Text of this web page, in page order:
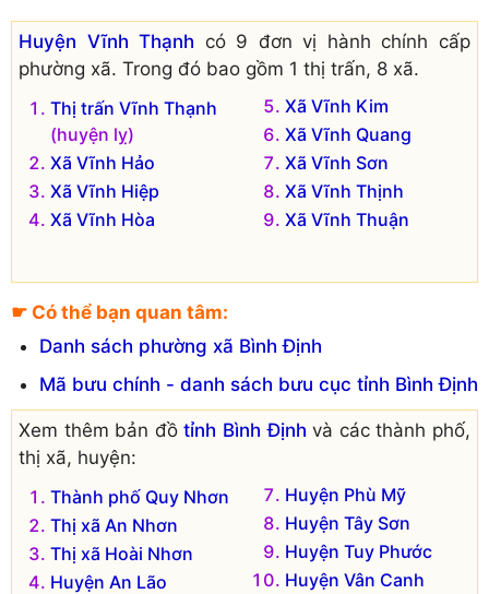
Huyện Vĩnh Thạnh có 9 đơn vị hành chính cấp
phường xã. Trong đó bao gồm 1 thị trấn, 8 xã.
Thị trấn Vĩnh Thạnh
(huyện lỵ)
Xã Vĩnh Hảo
Xã Vĩnh Hiệp
Xã Vĩnh Hòa
Xã Vĩnh Kim
Xã Vĩnh Quang
Xã Vĩnh Sơn
Xã Vĩnh Thịnh
Xã Vĩnh Thuận
☛ Có thể bạn quan tâm:
Danh sách phường xã Bình Định
Mã bưu chính - danh sách bưu cục tỉnh Bình Định
Xem thêm bản đồtỉnh Bình Định và các thành phố,
thị xã, huyện:
Thành phố Quy Nhơn
Thị xã An Nhơn
Thị xã Hoài Nhơn
Huyện An Lão
Huyện Phù Mỹ
Huyện Tây Sơn
Huyện Tuy Phước
Huyện Vân Canh